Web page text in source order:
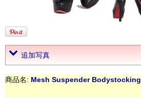
追加写真
商品名: Mesh Suspender Bodystocking